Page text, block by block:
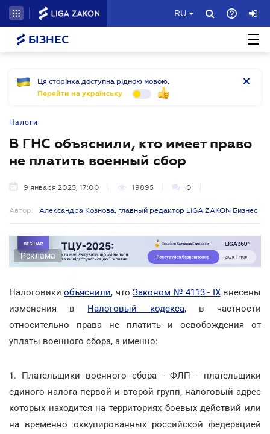
RU
БІЗНЕС
Ця сторінка доступна рідною мовою.
Перейти на українську
Налоги
В ГНС объяснили, кто имеет право
не платить военный сбор
9 января 2025, 17:00 19895 0
Автор: Александра Кознова, главный редактор LIGA ZAKON Бизнес
Реклама
Налоговикиобъяснили, чтоЗаконом № 4113 - IXвнесены
изменения в Налоговый кодекса, в частности
относительно права не платить и освобождения от
уплаты военного сбора, а именно:
1. Плательщики военного сбора - ФЛП - плательщики
единого налога первой и второй групп, налоговый адрес
которых находится на территориях боевых действий или
на временно оккупированных российской федерацией